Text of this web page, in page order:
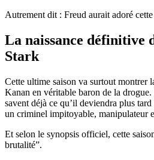
Autrement dit : Freud aurait adoré cette
La naissance définitive
Stark
Cette ultime saison va surtout montrer
Kanan en véritable baron de la
savent déjà ce qu’il deviendra plus
un criminel impitoyable, manipulateur
Et selon le synopsis officiel, cette
brutalité”.